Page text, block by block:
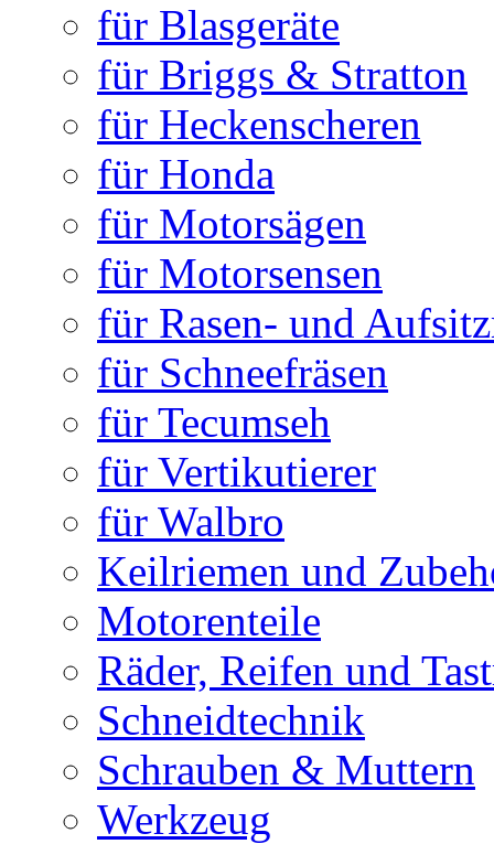
für Blasgeräte
für Briggs & Stratton
für Heckenscheren
für Honda
für Motorsägen
für Motorsensen
für Rasen- und
für Schneefräsen
für Tecumseh
für Vertikutierer
für Walbro
Keilriemen und
Motorenteile
Räder, Reifen und
Schneidtechnik
Schrauben & Muttern
Werkzeug